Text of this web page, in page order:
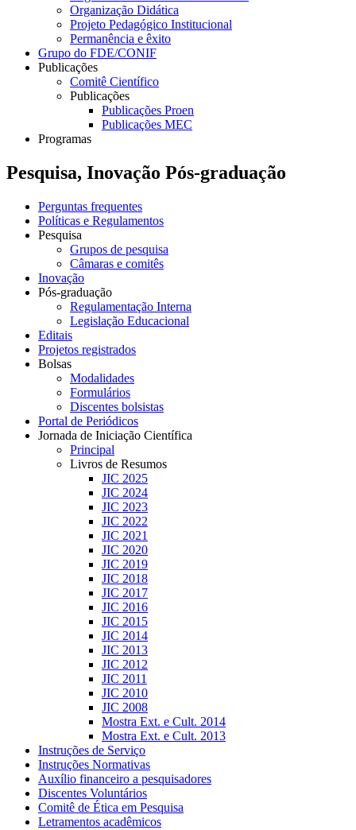
Organização Didática
Projeto Pedagógico Institucional
Permanência e êxito
Grupo do FDE/CONIF
Publicações
Comitê Científico
Publicações
Publicações Proen
Publicações MEC
Programas
Pesquisa, Inovação Pós-graduação
Perguntas frequentes
Políticas e Regulamentos
Pesquisa
Grupos de pesquisa
Câmaras e comitês
Inovação
Pós-graduação
Regulamentação Interna
Legislação Educacional
Editais
Projetos registrados
Bolsas
Modalidades
Formulários
Discentes bolsistas
Portal de Periódicos
Jornada de Iniciação Científica
Principal
Livros de Resumos
JIC 2025
JIC 2024
JIC 2023
JIC 2022
JIC 2021
JIC 2020
JIC 2019
JIC 2018
JIC 2017
JIC 2016
JIC 2015
JIC 2014
JIC 2013
JIC 2012
JIC 2011
JIC 2010
JIC 2008
Mostra Ext. e Cult. 2014
Mostra Ext. e Cult. 2013
Instruções de Serviço
Instruções Normativas
Auxílio financeiro a pesquisadores
Discentes Voluntários
Comitê de Ética em Pesquisa
Letramentos acadêmicos